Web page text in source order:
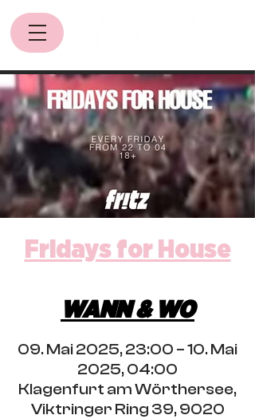
Fridays for House
WANN & WO
09. Mai 2025, 23:00 – 10. Mai
2025, 04:00
Klagenfurt am Wörthersee,
Viktringer Ring 39, 9020